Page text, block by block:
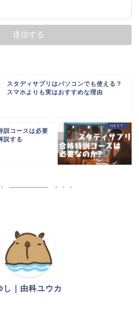
スタディサプリはパソコンでも使える？
スマホよりも実はおすすめな理由
訓コースは必要
説する
し｜由科ユウカ